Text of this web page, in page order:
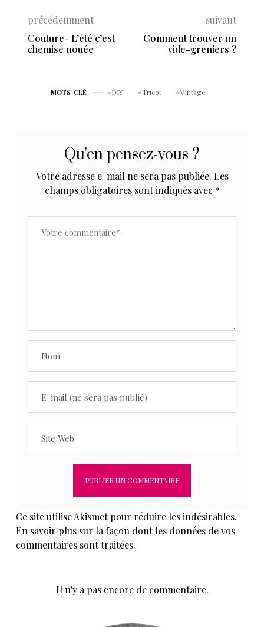
précédemment
Couture- L’été c’est
chemise nouée
suivant
Comment trouver un
vide-greniers ?
MOTS-CLÉ DIY Tricot Vintage
Qu'en pensez-vous ?
Votre adresse e-mail ne sera pas publiée. Les
champs obligatoires sont indiqués avec *
Ce site utilise Akismet pour réduire les indésirables.
En savoir plus sur la façon dont les données de vos
commentaires sont traitées.
Il n'y a pas encore de commentaire.